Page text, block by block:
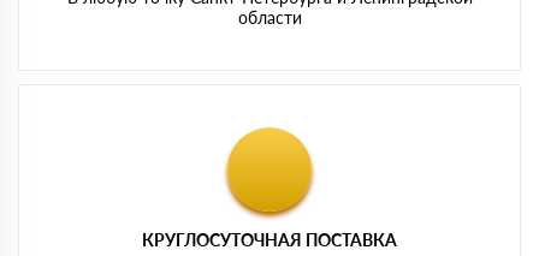
области
КРУГЛОСУТОЧНАЯ ПОСТАВКА